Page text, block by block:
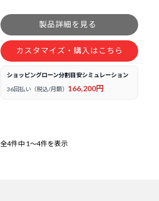
カスタマイズ・購入はこちら
ショッピングローン分割目安シミュレーション
36回払い（税込/月額） 166,200円
全4件中 1～4件を表示